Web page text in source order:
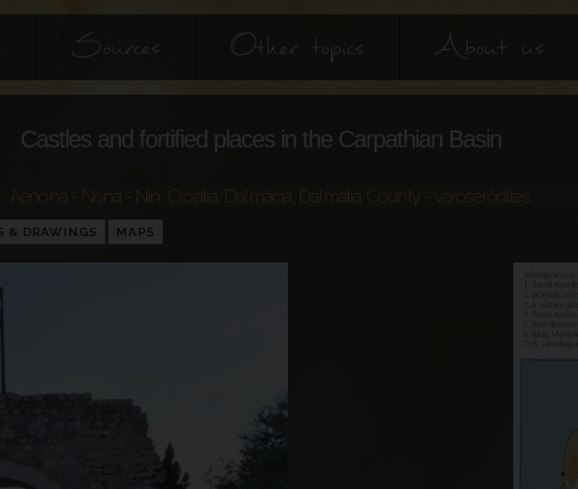
Sources Other topics About us
Castles and fortified places in the Carpathian Basin
Aenona - Nona - Nin Croatia Dalmácia Dalmatia County - városerődítés
& DRAWINGS MAPS